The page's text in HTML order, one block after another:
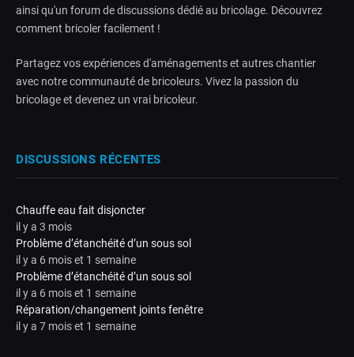
ainsi qu'un forum de discussions dédié au bricolage. Découvrez
comment bricoler facilement !
Partagez vos expériences d'aménagements et autres chantier
avec notre communauté de bricoleurs. Vivez la passion du
bricolage et devenez un vrai bricoleur.
DISCUSSIONS RÉCENTES
Chauffe eau fait disjoncter
il y a 3 mois
Problème d’étanchéité d’un sous sol
il y a 6 mois et 1 semaine
Problème d’étanchéité d’un sous sol
il y a 6 mois et 1 semaine
Réparation/changement joints fenêtre
il y a 7 mois et 1 semaine